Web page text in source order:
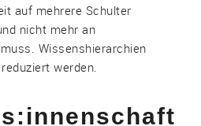
auf mehrere Schulter
nicht mehr an
Wissenshierarchien
werden.